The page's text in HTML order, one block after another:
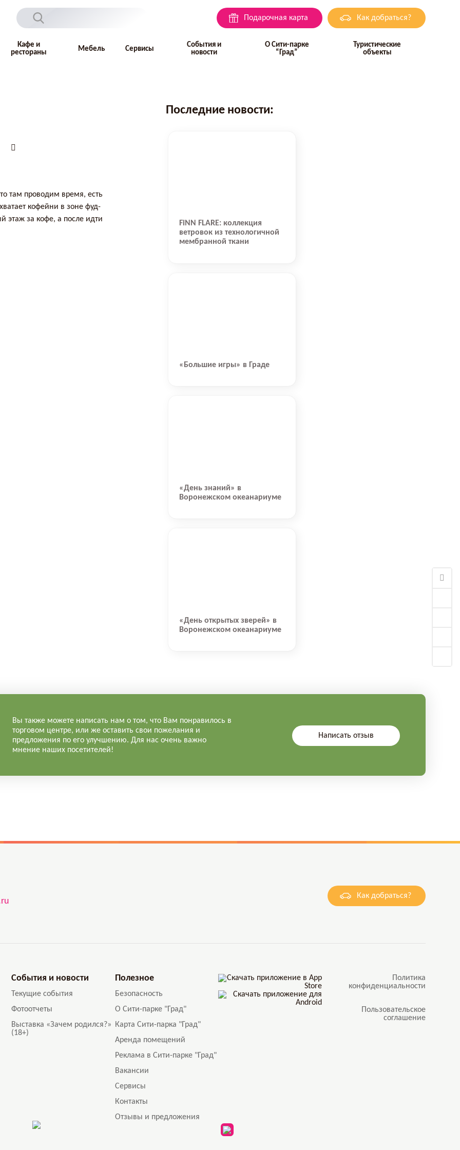
Подарочная карта Как добраться?
Кафе и
рестораны
Мебель Сервисы
События и
новости
О Сити-парке
“Град”
Туристические
объекты
там проводим время, есть
кофейни в зоне фуд-
этаж за кофе, а после идти
Последние новости:
FiNN FLARE: коллекция
ветровок из технологичной
мембранной ткани
«Большие игры» в Граде
«День знаний» в
Воронежском океанариуме
«День открытых зверей» в
Воронежском океанариуме
Вы также можете написать нам о том, что Вам понравилось в
торговом центре, или же оставить свои пожелания и
предложения по его улучшению. Для нас очень важно
мнение наших посетителей!
Написать отзыв
Как добраться?
События и новости
Текущие события
Фотоотчеты
Выставка «Зачем родился?»
(18+)
Полезное
Безопасность
О Сити-парке "Град"
Карта Сити-парка "Град"
Аренда помещений
Реклама в Сити-парке "Град"
Вакансии
Сервисы
Контакты
Отзывы и предложения
Политика
конфиденциальности
Пользовательское
соглашение